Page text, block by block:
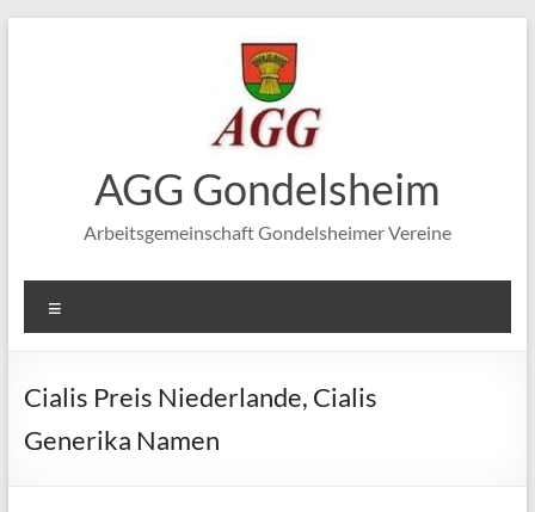
AGG Gondelsheim
Arbeitsgemeinschaft Gondelsheimer Vereine
Cialis Preis Niederlande, Cialis
Generika Namen